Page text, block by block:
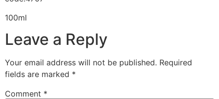
100ml
Leave a Reply
Your email address will not be published. Required
fields are marked *
Comment *